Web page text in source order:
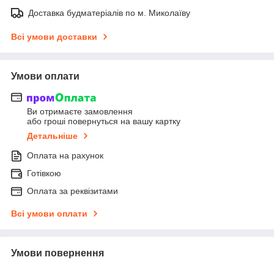
Доставка будматеріалів по м. Миколаїву
Всі умови доставки
Умови оплати
Ви отримаєте замовлення
або гроші повернуться на вашу картку
Детальніше
Оплата на рахунок
Готівкою
Оплата за реквізитами
Всі умови оплати
Умови повернення